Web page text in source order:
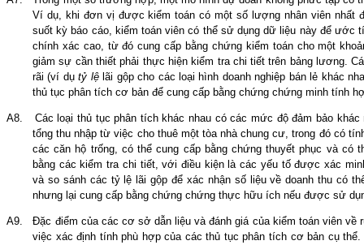
Ví dụ, khi đơn vị được kiểm toán có một số lượng nhân viên nhất
suốt kỳ báo cáo, kiểm toán viên có thể sử dụng dữ liệu này để ước
chính xác cao, từ đó cung cấp bằng chứng kiểm toán cho một
giảm sự cần thiết phải thực hiện kiểm tra chi tiết trên bảng lương.
rãi (ví dụtỷ lệlãi gộp cho các loại hình doanh nghiệp bán lẻ khác
thủ tục phân tích cơ bản để cung cấp bằng chứng chứng minh tính
A8.
Các loại thủ tục phân tích khác nhau có các mức độ đảm bảo
tổng thu nhập từ việc cho thuê một tòa nhà chung cư, trong đó có
các căn hộ trống, có thể cung cấp bằng chứng thuyết phục và có
bằng các kiểm tra chi tiết, với điều kiện là các yếu tố được xác
và so sánh các tỷ lệ lãi gộp để xác nhận số liệu về doanhthu có
nhưng lại cung cấp bằng chứng chứng thực hữu ích nếu được sử
A9.
Đặc điểm của các cơ sở dẫn liệu và đánh giá của kiểm toán viên về
việc xác định tính phù hợp của các thủ tục phân tích cơ bản cụ